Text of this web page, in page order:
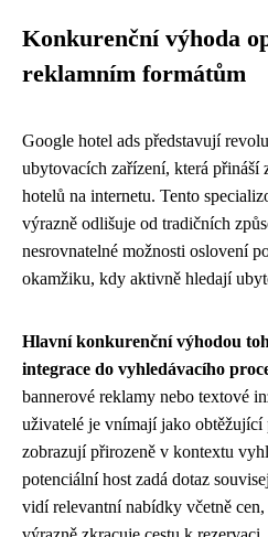
Konkurenční výhoda
reklamním formátům
Google hotel ads představují
ubytovacích zařízení, která přináší
hotelů na internetu. Tento
výrazně odlišuje od tradičních
nesrovnatelné možnosti oslovení
okamžiku, kdy aktivně hledají
Hlavní konkurenční výhodou
integrace do vyhledávacího
bannerové reklamy nebo textové
uživatelé je vnímají jako obtěžující
zobrazují přirozeně v kontextu
potenciální host zadá dotaz
vidí relevantní nabídky včetně